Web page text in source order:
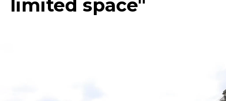
limited space"